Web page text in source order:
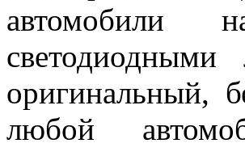
автомобили
оригинальный,
любой